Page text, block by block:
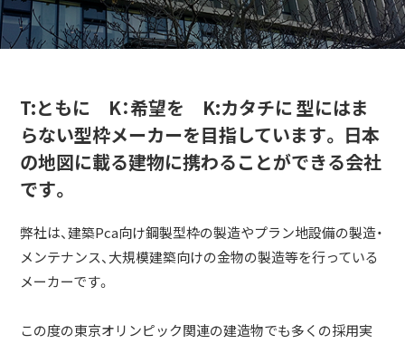
T:ともに K：希望を K:カタチに 型にはま
らない型枠メーカーを目指しています。 日本
の地図に載る建物に携わることができる会社
です。
弊社は、建築Pca向け鋼製型枠の製造やプラン地設備の製造・
メンテナンス、大規模建築向けの金物の製造等を行っている
メーカーです。
この度の東京オリンピック関連の建造物でも多くの採用実